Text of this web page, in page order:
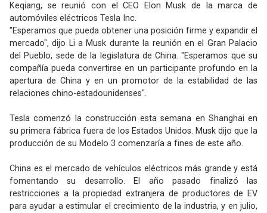
Keqiang, se reunió con el CEO Elon Musk de la marca de
automóviles eléctricos Tesla Inc.
"Esperamos que pueda obtener una posición firme y expandir el
mercado", dijo Li a Musk durante la reunión en el Gran Palacio
del Pueblo, sede de la legislatura de China. "Esperamos que su
compañía pueda convertirse en un participante profundo en la
apertura de China y en un promotor de la estabilidad de las
relaciones chino-estadounidenses".
Tesla comenzó la construcción esta semana en Shanghai en
su primera fábrica fuera de los Estados Unidos. Musk dijo que la
producción de su Modelo 3 comenzaría a fines de este año.
China es el mercado de vehículos eléctricos más grande y está
fomentando su desarrollo. El año pasado finalizó las
restricciones a la propiedad extranjera de productores de EV
para ayudar a estimular el crecimiento de la industria, y en julio,